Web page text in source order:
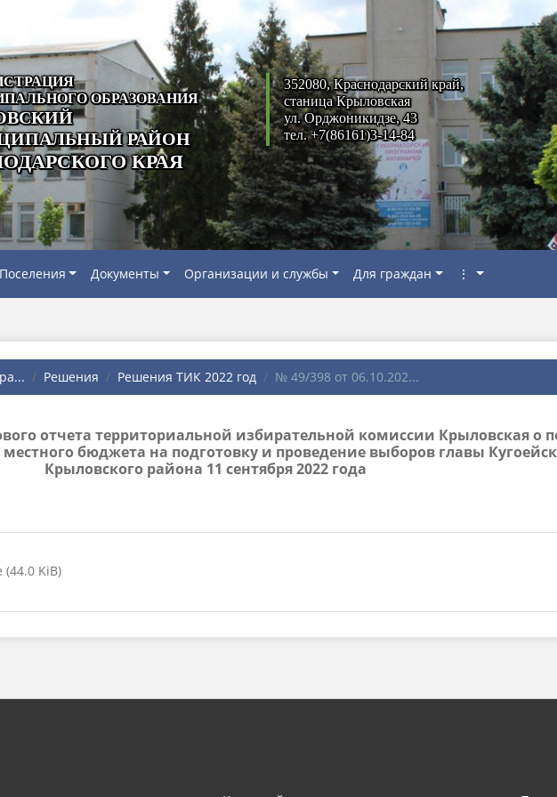
ОБРАЗОВАНИЯ
РАЙОН
КРАЯ
352080, Краснодарский край,
станица Крыловская
ул. Орджоникидзе, 43
тел. +7(86161)3-14-84
Поселения Документы Организации и службы Для граждан ⋮
Решения Решения ТИК 2022 год № 49/398 от 06.10.202...
отчета территориальной избирательной комиссии Крыловская о
бюджета на подготовку и проведение выборов главы
Крыловского района 11 сентября 2022 года
(44.0 KiB)